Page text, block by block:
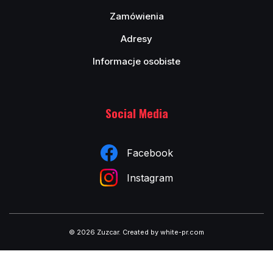
Zamówienia
Adresy
Informacje osobiste
Social Media
Facebook
Instagram
© 2026 Zuzcar. Created by white-pr.com